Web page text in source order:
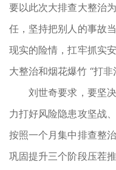
要以此次大排查大整治
任，坚持把别人的事故
现实的险情，扛牢抓实
大整治和烟花爆竹 “打非
刘世奇要求，要坚决
力打好风险隐患攻坚战
按照一个月集中排查整
巩固提升三个阶段压茬